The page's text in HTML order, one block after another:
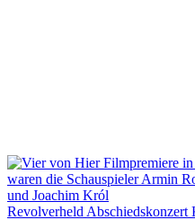
Revolverheld